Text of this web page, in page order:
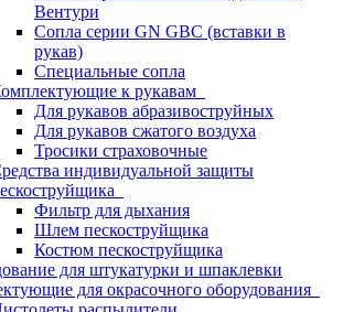
Вентури
Сопла серии GN GBC (вставки в
рукав)
Специальные сопла
к рукавам
Для рукавов абразивоструйных
Для рукавов сжатого воздуха
Тросики страховочные
индивидуальной защиты
Фильтр для дыхания
Шлем пескоструйщика
Костюм пескоструйщика
для штукатурки и шпаклевки
для окрасочного оборудования